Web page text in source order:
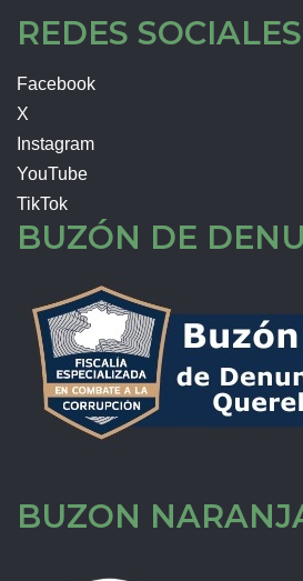
REDES
Facebook
X
Instagram
YouTube
TikTok
BUZÓN DE
BUZON